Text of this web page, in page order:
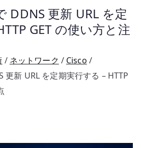
DDNS 更新 URL を定
GET の使い方と注
ネットワーク
Cisco
更新 URL を定期実行する – HTTP